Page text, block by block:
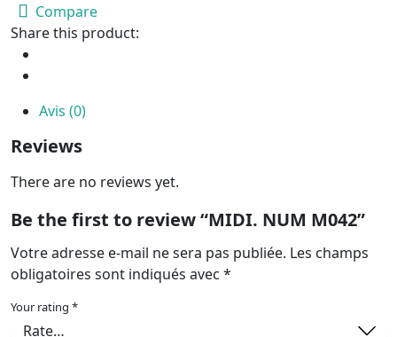
Compare
Share this product:
Avis (0)
Reviews
There are no reviews yet.
Be the first to review “MIDI. NUM M042”
Votre adresse e-mail ne sera pas publiée. Les champs
obligatoires sont indiqués avec *
Your rating *